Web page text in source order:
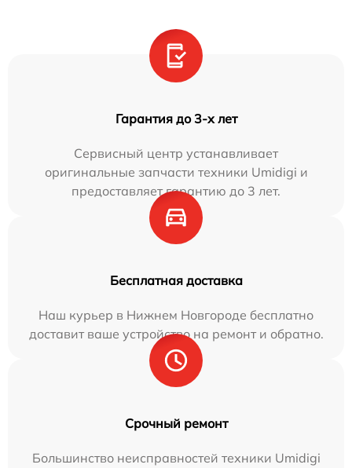
Гарантия до 3-х лет
Сервисный центр устанавливает
оригинальные запчасти техники Umidigi и
предоставляет гарантию до 3 лет.
Бесплатная доставка
Наш курьер в Нижнем Новгороде бесплатно
доставит ваше устройство на ремонт и обратно.
Срочный ремонт
Большинство неисправностей техники Umidigi